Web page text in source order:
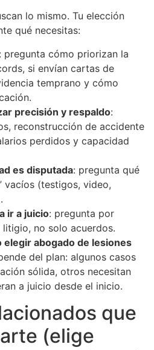
lo mismo. Tu elección
qué necesitas:
: pregunta cómo priorizan la
si envían cartas de
temprano y cómo
precisión y respaldo:
reconstrucción de accidente
perdidos y capacidad
es disputada: pregunta qué
vacíos (testigos, video,
ir a juicio: pregunta por
no solo acuerdos.
elegir abogado de lesiones
del plan: algunos casos
sólida, otros necesitan
a juicio desde el inicio.
que
(elige